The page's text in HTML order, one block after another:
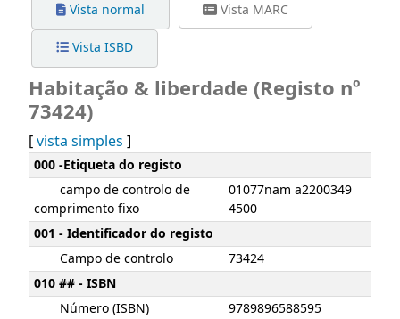
Vista normal Vista MARC
Vista ISBD
Habitação & liberdade (Registo nº
73424)
[vista simples ]
Detalhes MARC
000 -Etiqueta do registo
campo de controlo de
comprimento fixo
01077nam a2200349
4500
001 - Identificador do registo
Campo de controlo
73424
010 ## - ISBN
Número (ISBN)
9789896588595